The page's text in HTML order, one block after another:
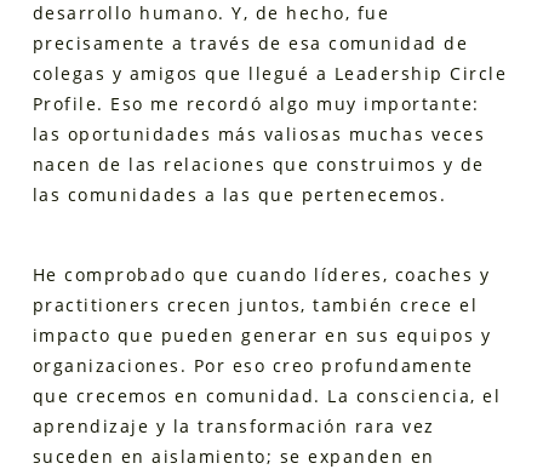
desarrollo humano. Y, de hecho, fue
precisamente a través de esa comunidad de
colegas y amigos que llegué a Leadership Circle
Profile. Eso me recordó algo muy importante:
las oportunidades más valiosas muchas veces
nacen de las relaciones que construimos y de
las comunidades a las que pertenecemos.
He comprobado que cuando líderes, coaches y
practitioners crecen juntos, también crece el
impacto que pueden generar en sus equipos y
organizaciones. Por eso creo profundamente
que crecemos en comunidad. La consciencia, el
aprendizaje y la transformación rara vez
suceden en aislamiento; se expanden en